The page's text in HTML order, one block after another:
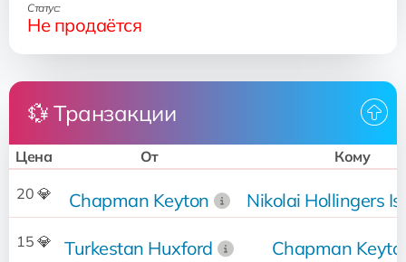
Статус:
Не продаётся
💱 Транзакции
Цена От Кому
20 💎 Chapman Keyton Nikolai Hollingers
15 💎 Turkestan Huxford Chapman